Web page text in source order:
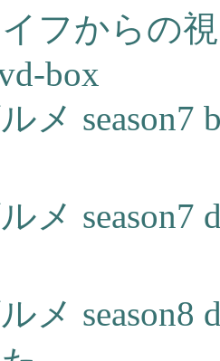
フからの
box
メ season7
メ season7
メ season8